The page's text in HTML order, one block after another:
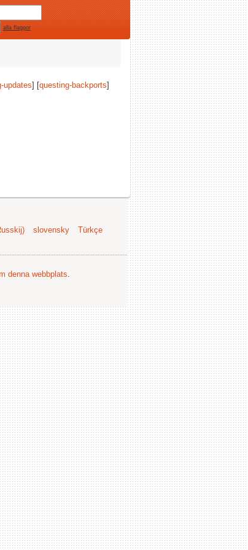
alla flaggor
updates] [questing-backports]
slovensky
Türkçe
denna webbplats.